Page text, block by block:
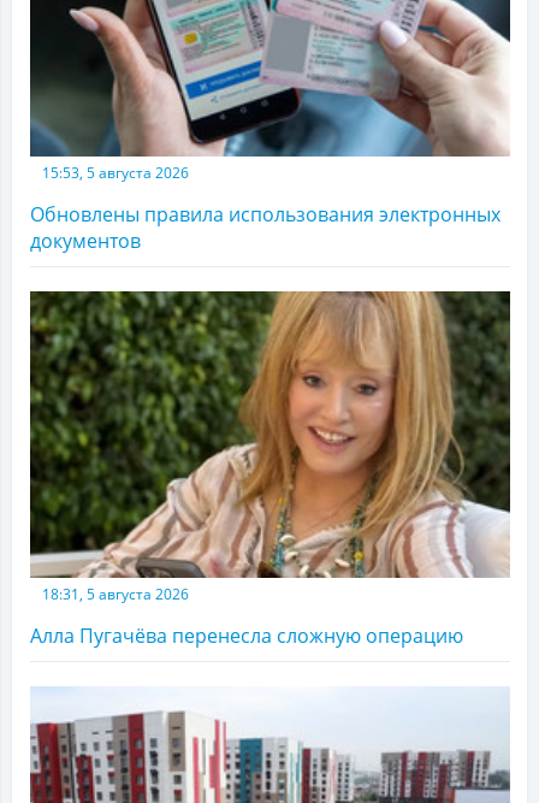
15:53, 5 августа 2026
Обновлены правила использования электронных
документов
18:31, 5 августа 2026
Алла Пугачёва перенесла сложную операцию